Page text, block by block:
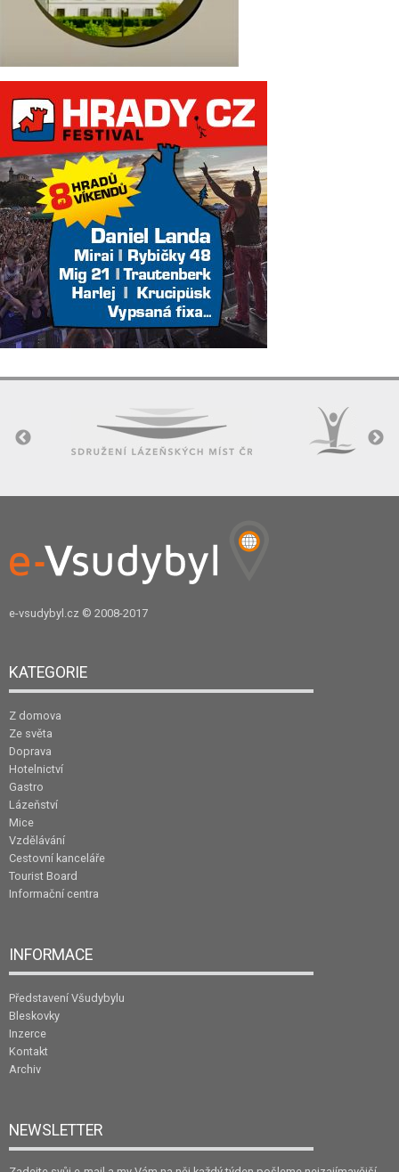
e-vsudybyl.cz © 2008-2017
KATEGORIE
Z domova
Ze světa
Doprava
Hotelnictví
Gastro
Lázeňství
Mice
Vzdělávání
Cestovní kanceláře
Tourist Board
Informační centra
INFORMACE
Představení Všudybylu
Bleskovky
Inzerce
Kontakt
Archiv
NEWSLETTER